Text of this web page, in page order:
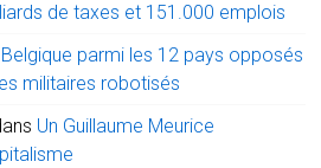
de taxes et 151.000 emplois
Belgique parmi les 12 pays opposés
militaires robotisés
Un Guillaume Meurice